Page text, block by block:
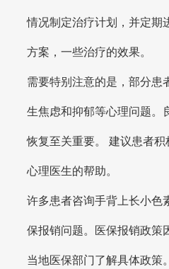
情况制定治疗计划，并定期
方案，一些治疗的效果。
需要特别注意的是，部分患
生焦虑和抑郁等心理问题。
恢复至关重要。 建议患者
心理医生的帮助。
许多患者咨询手背上长小色
保报销问题。医保报销政策
当地医保部门了解具体政策